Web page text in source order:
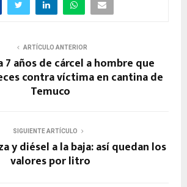
ARTÍCULO ANTERIOR
7 años de cárcel a hombre que
contra víctima en cantina de
Temuco
SIGUIENTE ARTÍCULO
y diésel a la baja: así quedan los
valores por litro